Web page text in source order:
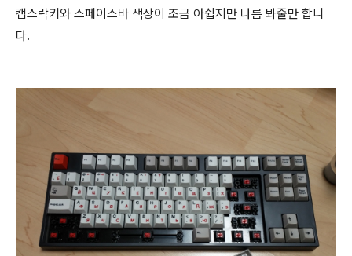
캡스락키와 스페이스바 색상이 조금 아쉽지만 나름 봐줄만 합니
다.